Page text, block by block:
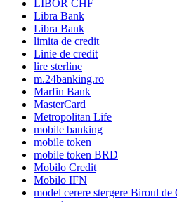
LIBOR CHF
Libra Bank
Libra Bank
limita de credit
Linie de credit
lire sterline
m.24banking.ro
Marfin Bank
MasterCard
Metropolitan Life
mobile banking
mobile token
mobile token BRD
Mobilo Credit
Mobilo IFN
model cerere stergere Biroul de